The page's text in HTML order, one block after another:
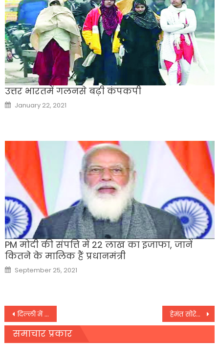
उत्तर भारतमें गलनसे बढ़ी कंपकपी
Posted
on
January 22, 2021
PM मोदी की संपत्ति में 22 लाख का इजाफा, जानें
कितने के मालिक हैं प्रधानमंत्री
Posted
on
September 25, 2021
Post
navigation
दिल्ली में आज सुबह भी कई इलाकों में हुई वर्षा, मौसम विभाग ने जारी किया चार दिनों का ऑरेंज अलर्ट हेमंत सोरेन के जेल से बाहर आते ही सियासत में उबाल, JMM ने दी वार्निंग, BJP ने भी सुनाई खरी-खरी
समाचार प्रकार